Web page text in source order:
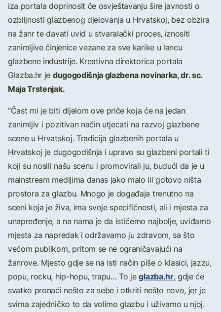
iza portala doprinosit će osvještavanju šire javnosti o
ozbiljnosti glazbenog djelovanja u Hrvatskoj, bez obzira
na žanr te davati uvid u stvaralački proces, iznositi
zanimljive činjenice vezane za sve karike u lancu
glazbene industrije. Kreativna direktorica portala
Glazba.hr je dugogodišnja glazbena novinarka, dr. sc.
Maja Trstenjak.
“Čast mi je biti dijelom ove priče koja će na jedan
zanimljiv i pozitivan način utjecati na razvoj glazbene
scene u Hrvatskoj. Tradicija glazbenih portala u
Hrvatskoj je dugogodišnja i upravo su glazbeni portali ti
koji su nosili našu scenu i promovirali ju, budući da je u
mainstream medijima danas jako malo ili gotovo ništa
prostora za glazbu. Mnogo je događaja trenutno na
sceni koja je živa, ima svoje specifičnosti, ali i mjesta za
unapređenje, a na nama je da ističemo najbolje, uviđamo
mjesta za napredak i održavamo ju zdravom, sa što
većom publikom, pritom se ne ograničavajući na
žanrove. Mjesto gdje se na isti način piše o klasici, jazzu,
popu, rocku, hip-hopu, trapu… To jeglazba.hr, gdje će
svatko pronaći nešto za sebe i otkriti nešto novo, jer je
svima zajedničko to da volimo glazbu i uživamo u njoj.